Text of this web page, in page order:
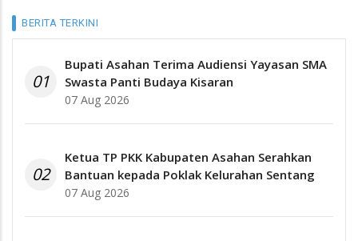
BERITA TERKINI
01
Bupati Asahan Terima Audiensi Yayasan SMA
Swasta Panti Budaya Kisaran
07 Aug 2026
02
Ketua TP PKK Kabupaten Asahan Serahkan
Bantuan kepada Poklak Kelurahan Sentang
07 Aug 2026